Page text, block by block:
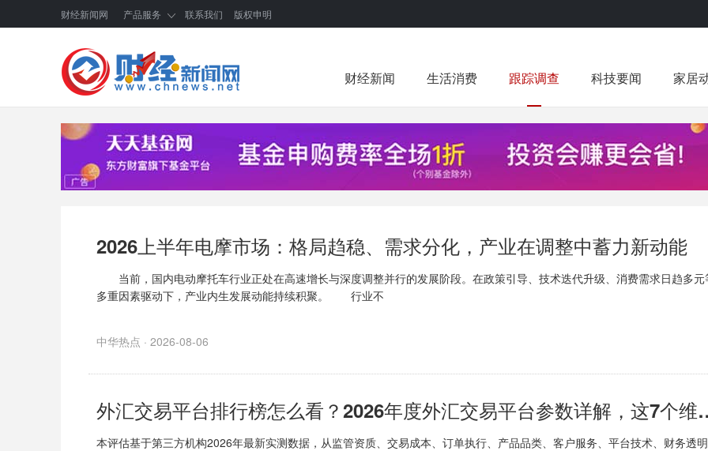
财经新闻网 产品服务 联系我们 版权申明
财经新闻 生活消费 跟踪调查 科技要闻 家居
2026上半年电摩市场：格局趋稳、需求分化，产业在调整中蓄力新动能
当前，国内电动摩托车行业正处在高速增长与深度调整并行的发展阶段。在政策引导、技术迭代升级、消费需求日趋多元
多重因素驱动下，产业内生发展动能持续积聚。 行业不
中华热点 · 2026-08-06
外汇交易平台排行榜
本评估基于第三方机构2026年最新实测数据，从监管资质、交易成本、订单执行、产品品类、客户服务、平台技术、财务透明